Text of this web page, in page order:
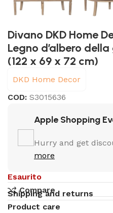
Divano DKD Home
Legno d’albero
(122 x 69 x 72 cm)
DKD Home Decor
COD:S3015636
Apple Shopping
Hurry and get
more
Esaurito
Compare
Shipping and returns
Product care